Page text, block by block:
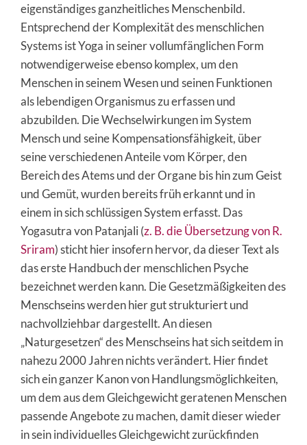
eigenständiges ganzheitliches Menschenbild.
Entsprechend der Komplexität des menschlichen
Systems ist Yoga in seiner vollumfänglichen Form
notwendigerweise ebenso komplex, um den
Menschen in seinem Wesen und seinen Funktionen
als lebendigen Organismus zu erfassen und
abzubilden. Die Wechselwirkungen im System
Mensch und seine Kompensationsfähigkeit, über
seine verschiedenen Anteile vom Körper, den
Bereich des Atems und der Organe bis hin zum Geist
und Gemüt, wurden bereits früh erkannt und in
einem in sich schlüssigen System erfasst. Das
Yogasutra von Patanjali (z. B. die Übersetzung von R.
Sriram) sticht hier insofern hervor, da dieser Text als
das erste Handbuch der menschlichen Psyche
bezeichnet werden kann. Die Gesetzmäßigkeiten des
Menschseins werden hier gut strukturiert und
nachvollziehbar dargestellt. An diesen
„Naturgesetzen“ des Menschseins hat sich seitdem in
nahezu 2000 Jahren nichts verändert. Hier findet
sich ein ganzer Kanon von Handlungsmöglichkeiten,
um dem aus dem Gleichgewicht geratenen Menschen
passende Angebote zu machen, damit dieser wieder
in sein individuelles Gleichgewicht zurückfinden